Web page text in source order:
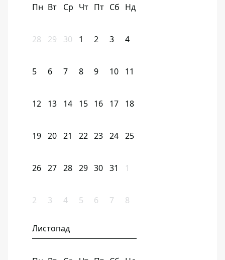
Пн Вт Ср Чт Пт Сб Нд
28 29 30 1 2 3 4
5 6 7 8 9 10 11
12 13 14 15 16 17 18
19 20 21 22 23 24 25
26 27 28 29 30 31 1
2 3 4 5 6 7 8
Листопад